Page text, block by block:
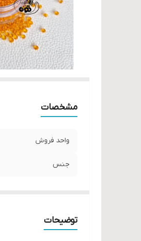
مشخصات
واحد فروش
جنس
توضیحات